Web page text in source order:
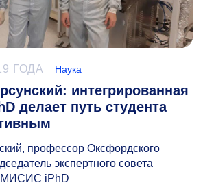
ГОДА Наука
интегрированная
делает путь студента
профессор Оксфордского
экспертного совета
МИСИС iPhD